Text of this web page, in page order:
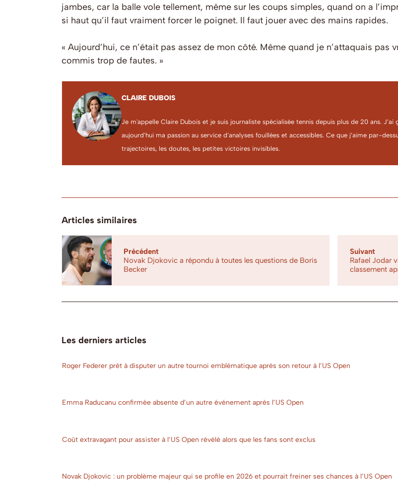
jambes, car la balle vole tellement, même sur les coups simples, quand on a
si haut qu’il faut vraiment forcer le poignet. Il faut jouer avec des mains rapides.
« Aujourd’hui, ce n’était pas assez de mon côté. Même quand je n’attaquais pas
commis trop de fautes. »
CLAIRE DUBOIS
Je m'appelle Claire Dubois et je suis journaliste spécialisée tennis depuis plus de 20 ans.
aujourd’hui ma passion au service d’analyses fouillées et accessibles. Ce que j’aime par-
trajectoires, les doutes, les petites victoires invisibles.
Articles similaires
Précédent
Novak Djokovic a répondu à toutes les questions de Boris
Becker
Suivant
Rafael Jodar
classement
Les derniers articles
Roger Federer prêt à disputer un autre tournoi emblématique après son retour à l’US Open
Emma Raducanu confirmée absente d’un autre événement après l’US Open
Coût extravagant pour assister à l’US Open révélé alors que les fans sont exclus
Novak Djokovic : un problème majeur qui se profile en 2026 et pourrait freiner ses chances à l’US Open